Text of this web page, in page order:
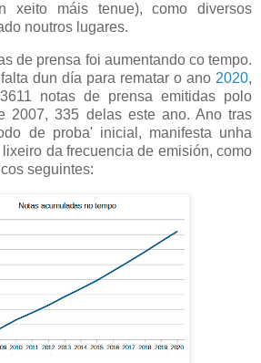
xeito máis tenue), como diversos
noutros lugares.
de prensa foi aumentando co tempo.
dun día para rematar o ano 2020,
notas de prensa emitidas polo
2007, 335 delas este ano. Ano tras
de proba' inicial, manifesta unha
da frecuencia de emisión, como
seguintes: